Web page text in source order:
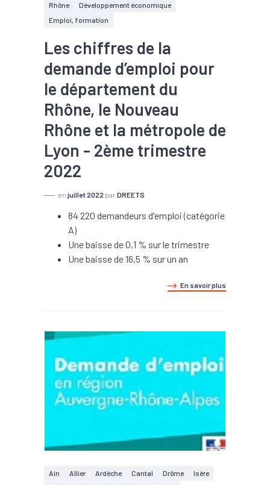
Rhône
Développement économique
Emploi, formation
Les chiffres de la
demande d’emploi pour
le département du
Rhône, le Nouveau
Rhône et la métropole de
Lyon - 2ème trimestre
2022
en juillet 2022 par DREETS
84 220 demandeurs d'emploi (catégorie
A)
Une baisse de 0,1 % sur le trimestre
Une baisse de 16,5 % sur un an
En savoir plus
Ain Allier Ardèche Cantal Drôme
Isère